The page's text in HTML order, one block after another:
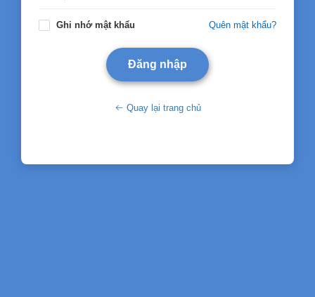
Ghi nhớ mật khẩu Quên mật khẩu?
Quay lại trang chủ